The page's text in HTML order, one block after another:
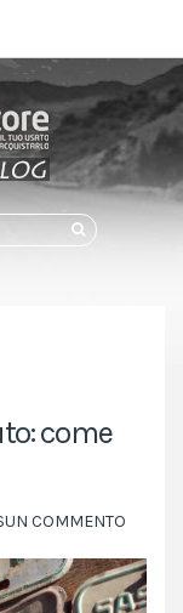
CERCA
come
COMMENTO